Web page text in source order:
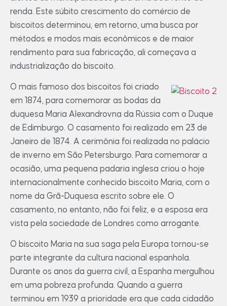
renda. Este súbito crescimento do comércio de
biscoitos determinou, em retorno, uma busca por
métodos e modos mais econômicos e de maior
rendimento para sua fabricação, ali começava a
industrialização do biscoito.
O mais famoso dos biscoitos foi criado
em 1874, para comemorar as bodas da
duquesa Maria Alexandrovna da Rússia com o Duque
de Edimburgo. O casamento foi realizado em 23 de
Janeiro de 1874. A cerimônia foi realizada no palácio
de inverno em São Petersburgo. Para comemorar a
ocasião, uma pequena padaria inglesa criou o hoje
internacionalmente conhecido biscoito Maria, com o
nome da Grã-Duquesa escrito sobre ele. O
casamento, no entanto, não foi feliz, e a esposa era
vista pela sociedade de Londres como arrogante.
O biscoito Maria na sua saga pela Europa tornou-se
parte integrante da cultura nacional espanhola.
Durante os anos da guerra civil, a Espanha mergulhou
em uma pobreza profunda. Quando a guerra
terminou em 1939 a prioridade era que cada cidadão